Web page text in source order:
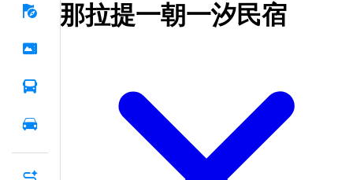
那拉提一朝一汐民宿